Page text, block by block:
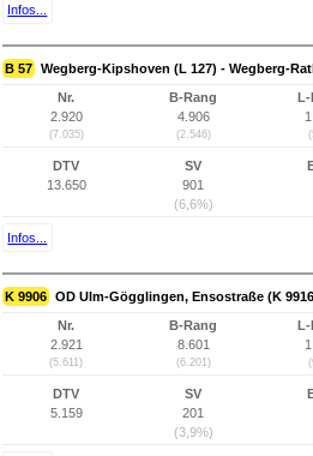
Infos...
B 57 Wegberg-Kipshoven (L 127) - Wegberg-
Nr.
2.920
(7.035)
B-Rang
4.906
(2.546)
DTV
13.650
SV
901
(6,6%)
Infos...
K 9906 OD Ulm-Gögglingen, Ensostraße (K
Nr.
2.921
(5.611)
B-Rang
8.601
(6.201)
DTV
5.159
SV
201
(3,9%)